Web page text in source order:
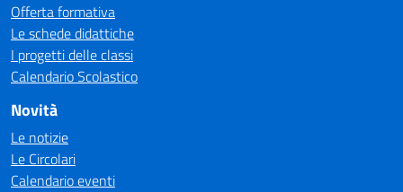
Offerta formativa
Le schede didattiche
I progetti delle classi
Calendario Scolastico
Novità
Le notizie
Le Circolari
Calendario eventi